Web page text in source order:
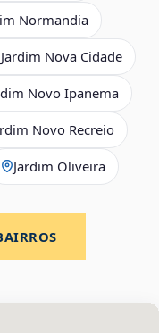
Normandia
Jardim Nova Cidade
Novo Ipanema
Novo Recreio
Jardim Oliveira